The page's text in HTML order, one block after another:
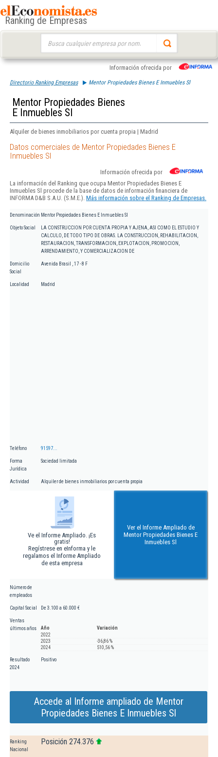
Ranking de Empresas
Información ofrecida por
Directorio Ranking Empresas Mentor Propiedades Bienes E Inmuebles Sl
Mentor Propiedades Bienes
E Inmuebles Sl
Alquiler de bienes inmobiliarios por cuenta propia | Madrid
Datos comerciales de Mentor Propiedades Bienes E
Inmuebles Sl
Información ofrecida por
La información del Ranking que ocupa Mentor Propiedades Bienes E
Inmuebles Sl procede de la base de datos de información financiera de
INFORMA D&B S.A.U. (S.M.E.). Más información sobre el Ranking de Empresas.
Denominación Mentor Propiedades Bienes E Inmuebles Sl
Objeto Social
LA CONSTRUCCION POR CUENTA PROPIA Y AJENA, ASI COMO EL ESTUDIO Y
CALCULO, DE TODO TIPO DE OBRAS. LA CONSTRUCCION, REHABILITACION,
RESTAURACION, TRANSFORMACION, EXPLOTACION, PROMOCION,
ARRENDAMIENTO, Y COMERCIALIZACION DE
Domicilio
Social
Avenida Brasil , 17 - 8 F
Localidad Madrid
Teléfono 91597...
Forma
Jurídica
Sociedad limitada
Actividad Alquiler de bienes inmobiliarios por cuenta propia
Ve el Informe Ampliado. ¡Es
gratis!
Regístrese en eInforma y le
regalamos el Informe Ampliado
de esta empresa
Ver el Informe Ampliado de
Mentor Propiedades Bienes E
Inmuebles Sl
Número de
empleados
Capital Social De 3.100 a 60.000 €
Ventas
últimos años
Año
Variación
2022
2023
-36,86 %
2024
510,56 %
Resultado
2024
Positivo
Accede al Informe ampliado de Mentor
Propiedades Bienes E Inmuebles Sl
Ranking
Nacional
Posición 274.376